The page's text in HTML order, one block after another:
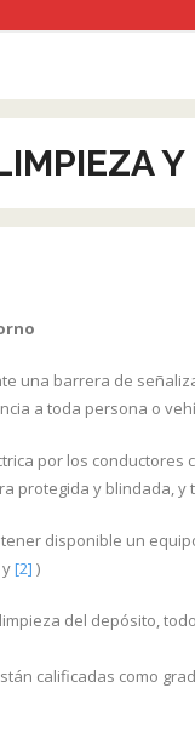
petroliferas
una barrera de
permanencia
por los
protegida y blindada,
disponible un
y[2] )
del depósito,
calificadas como